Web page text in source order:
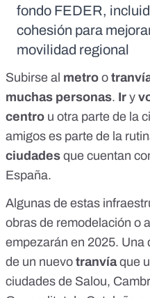
fondo FEDER,
cohesión para
movilidad regional
Subirse al metro o
muchas personas. Ir y
centro u otra parte de la
amigos es parte de la
ciudades que cuentan
España.
Algunas de estas
obras de remodelación o
empezarán en 2025. Una
de un nuevo tranvíaque
ciudades de Salou,